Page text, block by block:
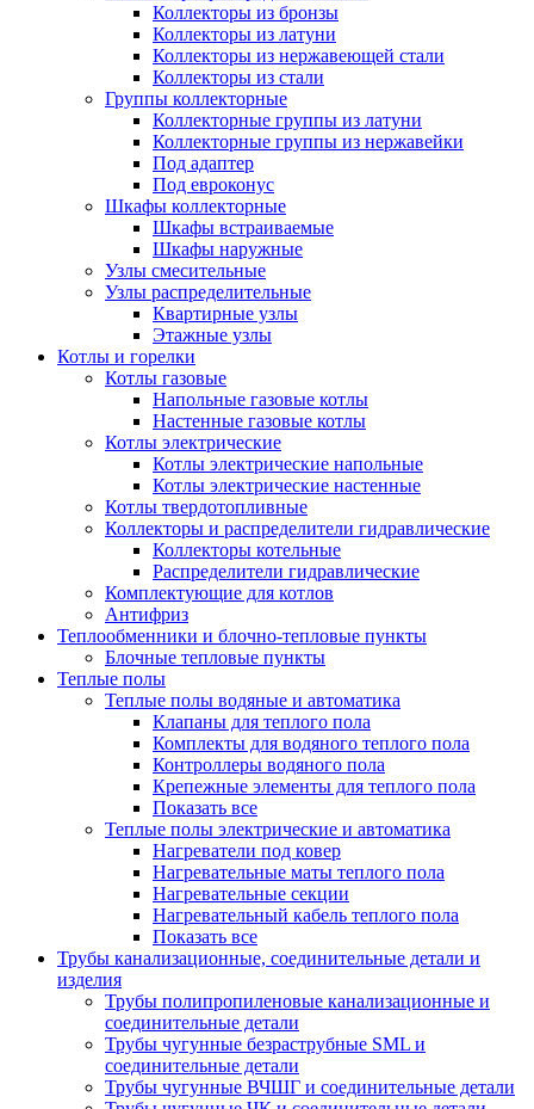
Коллекторы из бронзы
Коллекторы из латуни
Коллекторы из нержавеющей стали
Коллекторы из стали
Группы коллекторные
Коллекторные группы из латуни
Коллекторные группы из нержавейки
Под адаптер
Под евроконус
Шкафы коллекторные
Шкафы встраиваемые
Шкафы наружные
Узлы смесительные
Узлы распределительные
Квартирные узлы
Этажные узлы
Котлы и горелки
Котлы газовые
Напольные газовые котлы
Настенные газовые котлы
Котлы электрические
Котлы электрические напольные
Котлы электрические настенные
Котлы твердотопливные
Коллекторы и распределители гидравлические
Коллекторы котельные
Распределители гидравлические
Комплектующие для котлов
Антифриз
Теплообменники и блочно-тепловые пункты
Блочные тепловые пункты
Теплые полы
Теплые полы водяные и автоматика
Клапаны для теплого пола
Комплекты для водяного теплого пола
Контроллеры водяного пола
Крепежные элементы для теплого пола
Показать все
Теплые полы электрические и автоматика
Нагреватели под ковер
Нагревательные маты теплого пола
Нагревательные секции
Нагревательный кабель теплого пола
Показать все
Трубы канализационные, соединительные детали и
изделия
Трубы полипропиленовые канализационные и
соединительные детали
Трубы чугунные безраструбные SML и
соединительные детали
Трубы чугунные ВЧШГ и соединительные детали